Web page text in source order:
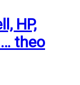
HP,
theo